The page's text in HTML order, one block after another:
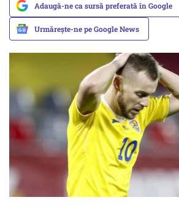
Adaugă-ne ca sursă preferată în Google
Urmărește-ne pe Google News